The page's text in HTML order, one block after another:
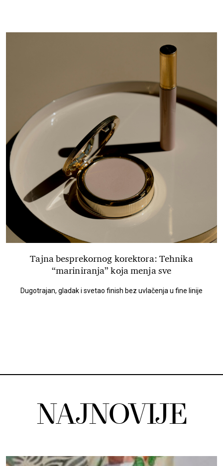
Tajna besprekornog korektora: Tehnika
“mariniranja” koja menja sve
Dugotrajan, gladak i svetao finish bez uvlačenja u fine linije
NAJNOVIJE